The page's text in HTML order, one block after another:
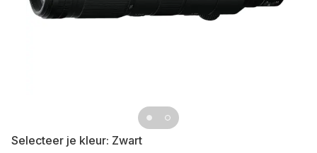
Selecteer je kleur: Zwart